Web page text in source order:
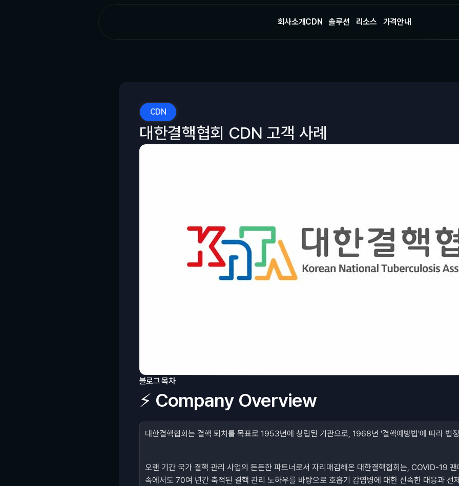
회사소개CDN
솔루션
리소스
가격안내
CDN
대한결핵협회 CDN 고객 사례
블로그 목차
⚡ Company Overview
대한결핵협회는 결핵 퇴치를 목표로 1953년에 창립된 기관으로, 1968년 '결핵예방법'에 따라 법
오랜 기간 국가 결핵 관리 사업의 든든한 파트너로서 자리매김해온 대한결핵협회는, COVID-19
속에서도 70여 년간 축적된 결핵 관리 노하우를 바탕으로 호흡기 감염병에 대한 신속한 대응과 선